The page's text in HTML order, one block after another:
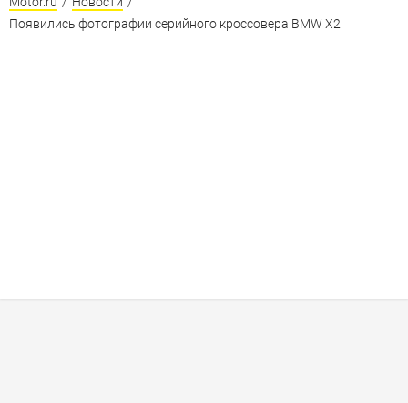
Появились фотографии серийного кроссовера BMW X2